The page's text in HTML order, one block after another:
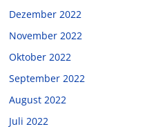
Dezember 2022
November 2022
Oktober 2022
September 2022
August 2022
Juli 2022